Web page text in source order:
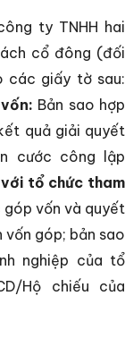
ty TNHH hai
cổ đông (đối
các giấy tờ sau:
Bản sao hợp
quả giải quyết
cước công lập
tổ chức tham
vốn và quyết
vốn góp; bản sao
nghiệp của tổ
Hộ chiếu của